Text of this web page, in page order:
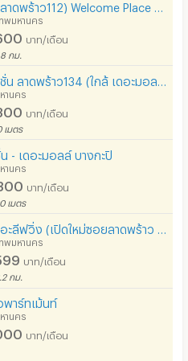
ทพมหานคร
บาท/เดือน
กม.
านคร
บาท/เดือน
เมตร
- เดอะมอลล์ บางกะปิ
านคร
บาท/เดือน
เมตร
ทพมหานคร
บาท/เดือน
กม.
พาร์ทเม้นท์
านคร
บาท/เดือน